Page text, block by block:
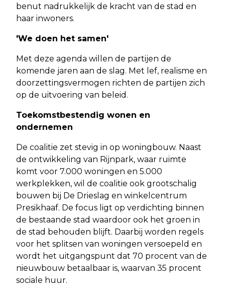
benut nadrukkelijk de kracht van de stad en
haar inwoners.
'We doen het samen'
Met deze agenda willen de partijen de
komende jaren aan de slag. Met lef, realisme en
doorzettingsvermogen richten de partijen zich
op de uitvoering van beleid.
Toekomstbestendig wonen en
ondernemen
De coalitie zet stevig in op woningbouw. Naast
de ontwikkeling van Rijnpark, waar ruimte
komt voor 7.000 woningen en 5.000
werkplekken, wil de coalitie ook grootschalig
bouwen bij De Drieslag en winkelcentrum
Presikhaaf. De focus ligt op verdichting binnen
de bestaande stad waardoor ook het groen in
de stad behouden blijft. Daarbij worden regels
voor het splitsen van woningen versoepeld en
wordt het uitgangspunt dat 70 procent van de
nieuwbouw betaalbaar is, waarvan 35 procent
sociale huur.